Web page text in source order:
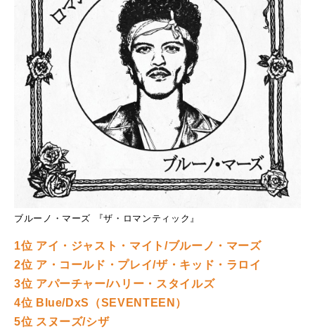
ブルーノ・マーズ 『ザ・ロマンティック』
1位 アイ・ジャスト・マイト/ブルーノ・マーズ
2位 ア・コールド・プレイ/ザ・キッド・ラロイ
3位 アパーチャー/ハリー・スタイルズ
4位 Blue/DxS（SEVENTEEN）
5位 スヌーズ/シザ